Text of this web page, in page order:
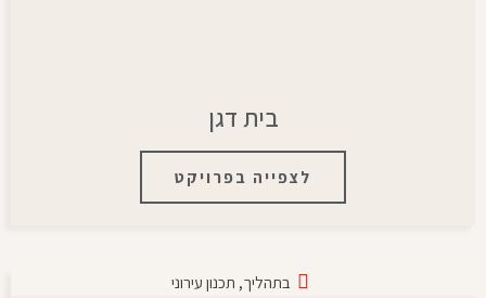
בית דגן
לצפייה בפרויקט
בתהליך, תכנון עירוני